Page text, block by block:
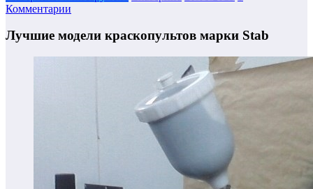
Комментарии
Лучшие модели краскопультов марки Stab